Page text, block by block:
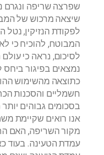
שפרצה שריפה ונגרם
לפקודת הנזיקין, נטל
המבוטח, להוכיח כי
לסיכום, נראה כי
נמצאים בפיגור
כתוצאה מהשימוש
חשמליים והסכנות
בסכומים גבוהים
אנו רואים שקיימת
מקור השריפה, האם
עמדת הטעינה. בעוד